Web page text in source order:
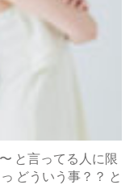
と言ってる人に限
どういう事？？ と